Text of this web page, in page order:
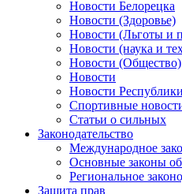
Новости Белорецка
Новости (Здоровье)
Новости (Льготы и
Новости (наука и
Новости (Общество)
Новости
Новости
Спортивные
Статьи о сильных
Законодательство
Международное
Основные законы
Региональное
Защита прав